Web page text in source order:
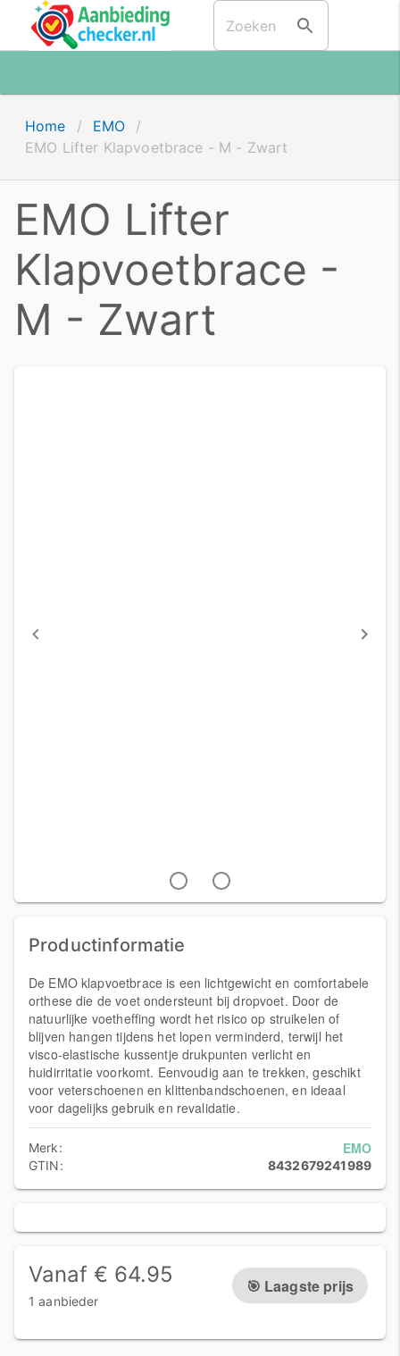
Home / EMO
/
EMO Lifter Klapvoetbrace - M - Zwart
EMO Lifter
Klapvoetbrace -
M - Zwart
Productinformatie
De EMO klapvoetbrace is een lichtgewicht en comfortabele
orthese die de voet ondersteunt bij dropvoet. Door de
natuurlijke voetheffing wordt het risico op struikelen of
blijven hangen tijdens het lopen verminderd, terwijl het
visco-elastische kussentje drukpunten verlicht en
huidirritatie voorkomt. Eenvoudig aan te trekken, geschikt
voor veterschoenen en klittenbandschoenen, en ideaal
voor dagelijks gebruik en revalidatie.
Merk: EMO
GTIN: 8432679241989
Vanaf € 64.95
1 aanbieder
🎯 Laagste prijs